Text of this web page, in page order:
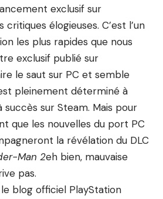
exclusif sur
élogieuses. C’est l’un
les plus rapides que nous
exclusif publié sur
le saut sur PC et semble
pleinement déterminé à
succès sur Steam. Mais pour
que les nouvelles du port PC
la révélation du DLC
Man 2eh bien, mauvaise
pas.
blog officiel PlayStation